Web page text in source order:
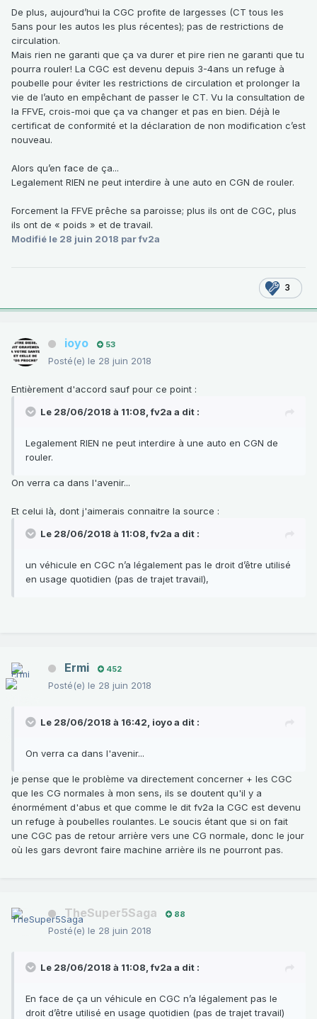
De plus, aujourd’hui la CGC profite de largesses (CT tous les
5ans pour les autos les plus récentes); pas de restrictions de
circulation.
Mais rien ne garanti que ça va durer et pire rien ne garanti que tu
pourra rouler! La CGC est devenu depuis 3-4ans un refuge à
poubelle pour éviter les restrictions de circulation et prolonger la
vie de l’auto en empêchant de passer le CT. Vu la consultation de
la FFVE, crois-moi que ça va changer et pas en bien. Déjà le
certificat de conformité et la déclaration de non modification c’est
nouveau.
Alors qu’en face de ça...
Legalement RIEN ne peut interdire à une auto en CGN de rouler.
Forcement la FFVE prêche sa paroisse; plus ils ont de CGC, plus
ils ont de « poids » et de travail.
Modifié le 28 juin 2018 par fv2a
3
ioyo 53
Posté(e) le 28 juin 2018
Entièrement d'accord sauf pour ce point :
Le 28/06/2018 à 11:08,fv2a a dit :
Legalement RIEN ne peut interdire à une auto en CGN de
rouler.
On verra ca dans l'avenir...
Et celui là, dont j'aimerais connaitre la source :
Le 28/06/2018 à 11:08,fv2a a dit :
un véhicule en CGC n’a légalement pas le droit d’être utilisé
en usage quotidien (pas de trajet travail),
Ermi 452
Posté(e) le 28 juin 2018
Le 28/06/2018 à 16:42, ioyoa dit :
On verra ca dans l'avenir...
je pense que le problème va directement concerner + les CGC
que les CG normales à mon sens, ils se doutent qu'il y a
énormément d'abus et que comme le dit fv2a la CGC est devenu
un refuge à poubelles roulantes. Le soucis étant que si on fait
une CGC pas de retour arrière vers une CG normale, donc le jour
où les gars devront faire machine arrière ils ne pourront pas.
TheSuper5Saga 88
Posté(e) le 28 juin 2018
Le 28/06/2018 à 11:08,fv2a a dit :
En face de ça un véhicule en CGC n’a légalement pas le
droit d’être utilisé en usage quotidien (pas de trajet travail)